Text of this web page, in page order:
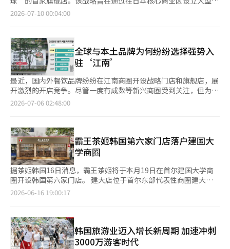
格和潮流设计迅速打开国际市场。日本和美国已成为最重要的海外
市场。去年开设的东京原宿和新宿直营店，月均销量保持约11%的
业内人士表示，正如化妆品和服装已经在全球建立起竞争优势一
样，韩国眼镜品牌同样具备在国际市场脱颖而出的潜力。随着更多
品牌持续强化原创设计和品牌体验，有望成为韩国时尚产业新名
片。
屋顶餐饮和全球旗舰店，预计将与此次项目产生协同效应。 ◆ 从
夏威夷、法国扩展到纽约…多元化海外酒店运营能力 目前，索诺
地区等全球主要据点为中心，扩展海外网络。通过此次项目，索诺
国际计划向全球市场证明其差异化的运营能力，并为成为全球酒店
企业奠定基础。 索诺国际相关人士表示：“在世界文化中心纽约
曼哈顿，我们将推出与全球顶级内容相结合的服务。未来，我们将
继续扩大能够让全球客户在现场直接体验和互动的独特全球文化内
容业务。”※ 本报道经人工智能（AI）系统翻译与编辑。
斯加峡谷为主题的门店设计和产品体验项目获得了良好反响，谷歌
地图评分达到4.9分，受到当地消费者的积极评价。 美国近期成为
业务，而阿莫瑞太平洋、LG生活健康、APR、Dalba Global、朝
鲜美女等主要K-美容品牌也在加强当地的分销网络和线下渠道，扩
大北美市场的攻势。 克雷伯首席业务官（CBO）兼Skin1004品牌
部门负责人郭仁胜表示：“我们将持续扩大在美国等主要全球市场
的消费者接触，通过线上线下相结合的差异化品牌体验，增强K-美
容市场中的品牌影响力。”※ 本报道经人工智能（AI）系统翻译与
编辑。
设店，加速K-时尚、食品饮料(F&B)及知识产权(IP)品牌的海外拓
为620㎡（约187坪）。这是国内百货公司首次在日本主要商业区
运营大型旗舰店。 更现代全球是现代百货为支持K-时尚、美妆、
娱乐等国内品牌的海外拓展而设立的内容出口平台。现代百货自
2024年在东京PARCO涩谷店开设快闪店以来，逐步扩大在日本的
线下门店及在线时尚商城‘谁’内的更现代全球专区。 此次旗舰
店由9个空间组成，展示7个品牌的时尚、F&B和IP内容，以及2个
快闪店空间。官方代言人是六人男子组合TOO。 主要入驻品牌以
K-时尚为主，包括极简风格的‘Koi Seio 038’、法式优雅
牌‘Hieta’等。曾在日本和台湾运营快闪店的‘Stand Oil’也将
入驻。 F&B和IP内容也将一同展出。曾在更现代首尔店大受欢迎
的‘Camel Coffee’将首次进驻日本。展示K-POP、电视剧、角
色等粉丝基础内容的平台‘With Me’也将在日本开设首家门店。
还将设有快闪专用空间。在‘快闪标志’中，将于22日前举办演员
变宇石的亚洲巡演粉丝见面会纪念快闪店。在‘快闪广场’中，将
于下月9日前举办街头时尚品牌‘Tog Club’的日本首个线下快闪
店。 现代百货计划将表参道店作为更现代全球在亚洲扩展的据
10余家旗舰店。 更现代全球于去年10月在新光三越百货台北信义
店推出首个快闪店，并于今年5月在台中新光三越百货进行快闪活
动，以检验当地消费者反应和市场潜力。 现代百货相关人士表
示：“进入表参道的更现代将为日本当地消费者以及全球时尚和零
2026-07-10 00:04:00
全球与本土品牌为何纷纷选择强势入
驻‘江南’
最近，国内外餐饮品牌纷纷在江南商圈开设战略门店和旗舰店，展
开激烈的开店竞争。尽管一度有成数等新兴商圈受到关注，但为了
迅速提升品牌知名度和话题性，江南仍被认为是最有效的选址。
是将咖啡、冰淇淋和面包等代表性产品集中在一个空间内，并推出
仅在江南店销售的限量菜单。 bhc（餐饮品牌集团）也计划于8月4
日在江南站附近正式开设品牌首个体验型旗舰店。该店将提供顾客
可以自定义的鸡肉菜单“Crispic”，并将一层设为上班族和外卖
顾客的区域，二层为小型及独自用餐者，三层则为团体和外国游客
提供不同的空间概念。 海外品牌在江南的开店潮也在持续。由
Two Some Place在韩国运营的纽约高端冰淇淋品牌Van Leeuwen
于7月3日在江南站附近开设了韩国首店。为了在初期建立品牌知名
新世界百货江南店Sweet Park、新论岘站附近）。 中国高端茶品
牌Chagee（茶记）在4月开设江南旗舰店后，正在准备在下半年
于新世界百货江南店Sweet Park增设门店。美国墨西哥食品品牌
Chipotle也与SPC集团旗下的Big Bite Company合作，准备在江
2026-07-06 02:48:00
霸王茶姬韩国第六家门店落户建国大
学商圈
据茶姬韩国16日消息，霸王茶姬将于本月19日在首尔建国大学商
圈开设韩国第六家门店。 建大店位于首尔东部代表性商圈建大入
口一带。该区域汇聚高校、购物中心及餐饮街区，年轻消费群体集
Janice Chae合作打造的大型壁画作品，为门店增添艺术氛围和特
色体验。 自进入韩国市场以来，霸王茶姬持续加快门店布局。今
年4月先后开设江南旗舰店、龙山I'PARK Mall店和新村店，随后又
2026-06-16 19:00:17
韩国旅游业迈入增长新周期 加速冲刺
3000万游客时代